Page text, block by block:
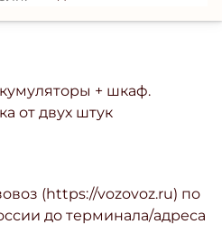
+ шкаф.
от двух штук
(https://vozovoz.ru) по
до терминала/адреса